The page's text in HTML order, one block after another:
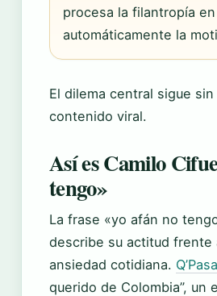
procesa la filantropía
automáticamente la
El dilema central sigue
contenido viral.
Así es Camilo
tengo»
La frase «yo afán no
describe su actitud frente
ansiedad cotidiana.
querido de Colombia”,